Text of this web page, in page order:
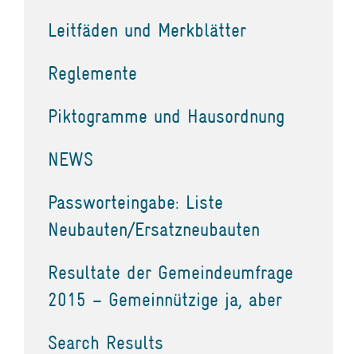
Leitfäden und Merkblätter
Reglemente
Piktogramme und Hausordnung
NEWS
Passworteingabe: Liste
Neubauten/Ersatzneubauten
Resultate der Gemeindeumfrage
2015 – Gemeinnützige ja, aber
Search Results